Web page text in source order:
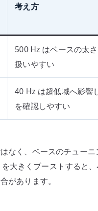
考え方
500 Hz はベースの太
扱いやすい
40 Hz は超低域へ影響
を確認しやすい
なく、ベースのチュー
大きくブーストすると
があります。